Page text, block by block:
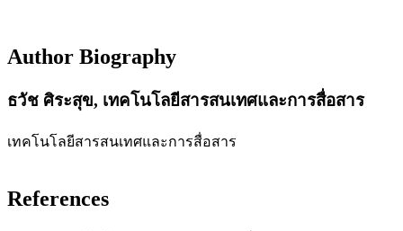
Author Biography
ธวัช ศิระสุข, เทคโนโลยีสารสนเทศและการสื่อสาร
เทคโนโลยีสารสนเทศและการสื่อสาร
References